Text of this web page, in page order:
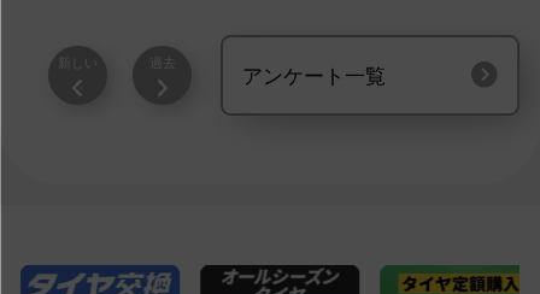
新しい 過去 アンケート一覧